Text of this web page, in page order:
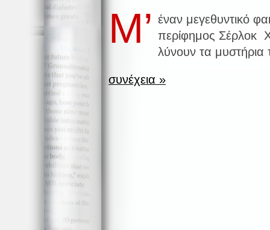
Μ’ έναν μεγεθυντικό
περίφημος Σέρλοκ
λύνουν τα
συνέχεια »